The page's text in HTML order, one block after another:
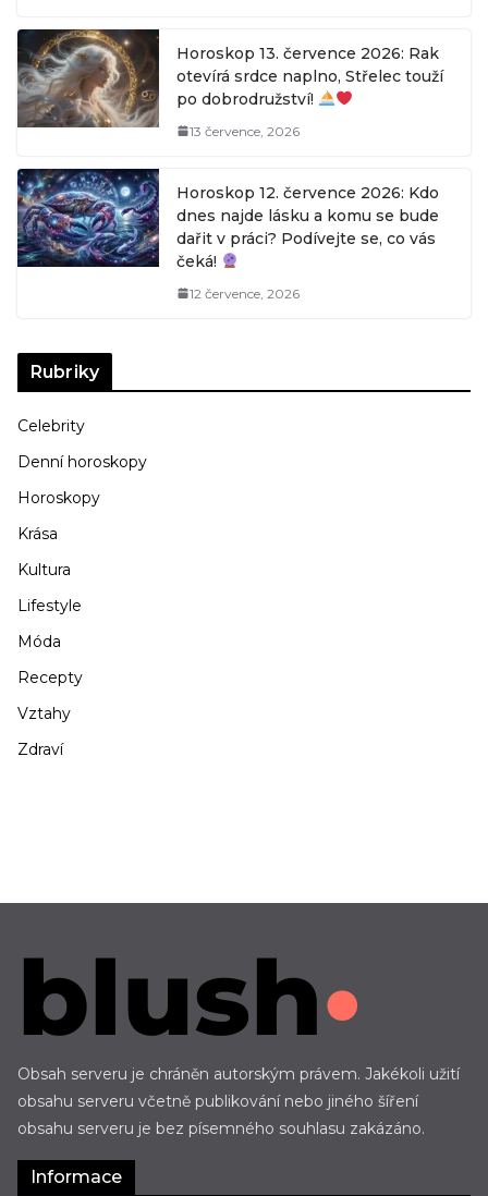
Horoskop 13. července 2026: Rak
otevírá srdce naplno, Střelec touží
po dobrodružství!
13 července, 2026
Horoskop 12. července 2026: Kdo
dnes najde lásku a komu se bude
dařit v práci? Podívejte se, co vás
čeká!
12 července, 2026
Rubriky
Celebrity
Denní horoskopy
Horoskopy
Krása
Kultura
Lifestyle
Móda
Recepty
Vztahy
Zdraví
Obsah serveru je chráněn autorským právem. Jakékoli užití
obsahu serveru včetně publikování nebo jiného šíření
obsahu serveru je bez písemného souhlasu zakázáno.
Informace